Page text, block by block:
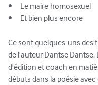
•	Le maire homosexuel
•	Et bien plus encore
Ce sont quelques-uns des
de l'auteur Dantse
d'édition et coach en
débuts dans la poésie